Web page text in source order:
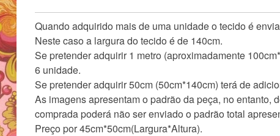
Quando adquirido mais de uma unidade o tecido é
Neste caso a largura do tecido é de 140cm.
Se pretender adquirir 1 metro (aproximadamente
6 unidade.
Se pretender adquirir 50cm (50cm*140cm) terá de
As imagens apresentam o padrão da peça, no entanto,
comprada poderá não ser enviado o padrão total
Preço por 45cm*50cm(Largura*Altura).